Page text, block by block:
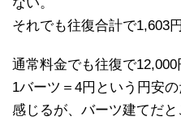
それでも往復合計で1,603円
通常料金でも往復で12,000
1バーツ＝4円という円安
感じるが、バーツ建てだと